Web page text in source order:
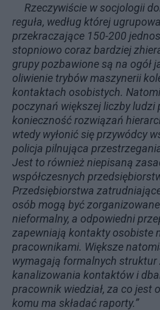
Rzeczywiście w socjologii
reguła, według której
przekraczające 150-200
stopniowo coraz bardziej
grupy pozbawione są na ogół
oliwienie trybów maszynerii
kontaktach osobistych.
poczynań większej liczby ludzi
konieczność rozwiązań
wtedy wyłonić się przywódcy
policja pilnująca
Jest to również niepisaną
współczesnych
Przedsiębiorstwa
osób mogą być
nieformalny, a odpowiedni
zapewniają kontakty osobiste
pracownikami. Większe
wymagają formalnych struktur
kanalizowania kontaktów i
pracownik wiedział, za co jest
komu ma składać raporty.”